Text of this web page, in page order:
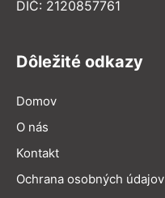
DIČ: 2120857761
Dôležité odkazy
Domov
O nás
Kontakt
Ochrana osobných údajov